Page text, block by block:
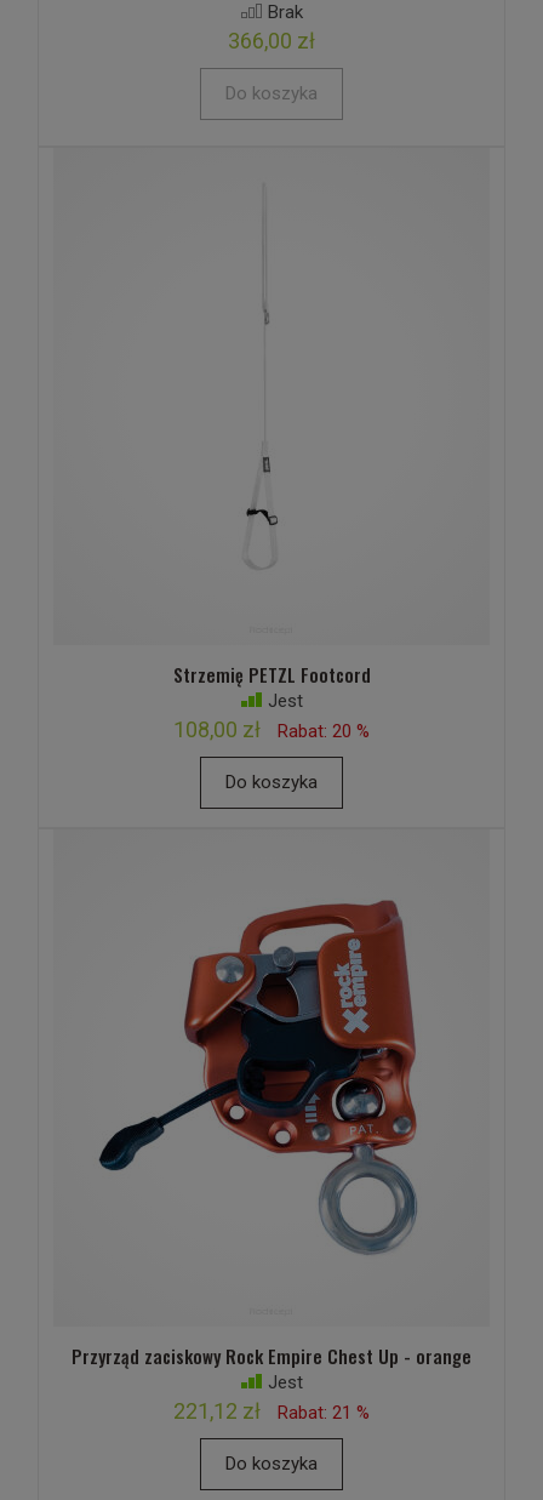
Brak
366,00 zł
Do koszyka
Strzemię PETZL Footcord
Jest
108,00 zł Rabat: 20 %
Do koszyka
Przyrząd zaciskowy Rock Empire Chest Up - orange
Jest
221,12 zł Rabat: 21 %
Do koszyka